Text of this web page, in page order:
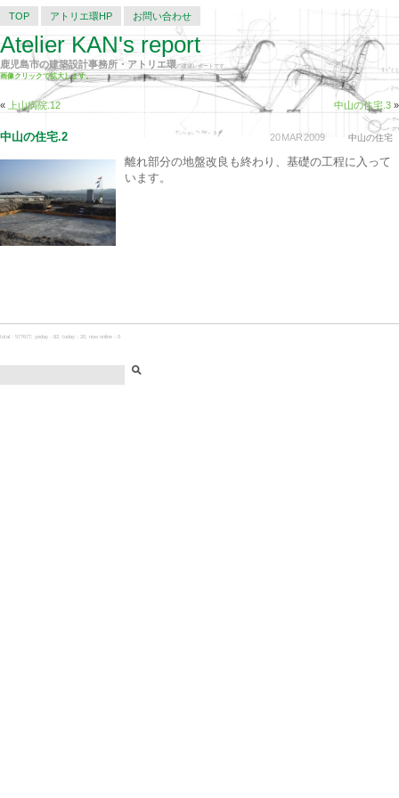
TOP アトリエ環HP お問い合わせ
Atelier KAN's report
鹿児島市の建築設計事務所・アトリエ環の建築レポートです。
画像クリックで拡大します。
« 上山病院.12 中山の住宅.3 »
20MAR2009 中山の住宅
中山の住宅.2
離れ部分の地盤改良も終わり、基礎の工程に入って
います。
total：577677, yeday：82, today：20, now online：0